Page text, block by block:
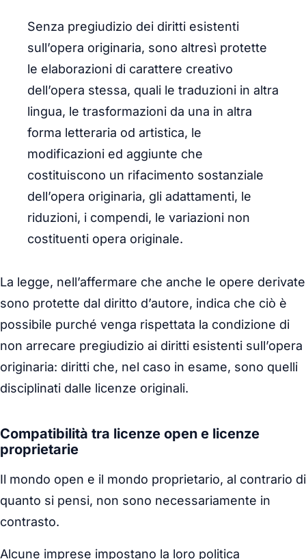
Senza pregiudizio dei diritti esistenti
sull’opera originaria, sono altresì protette
le elaborazioni di carattere creativo
dell’opera stessa, quali le traduzioni in altra
lingua, le trasformazioni da una in altra
forma letteraria od artistica, le
modificazioni ed aggiunte che
costituiscono un rifacimento sostanziale
dell’opera originaria, gli adattamenti, le
riduzioni, i compendi, le variazioni non
costituenti opera originale.
La legge, nell’affermare che anche le opere derivate
sono protette dal diritto d’autore, indica che ciò è
possibile purché venga rispettata la condizione di
non arrecare pregiudizio ai diritti esistenti sull’opera
originaria: diritti che, nel caso in esame, sono quelli
disciplinati dalle licenze originali.
Compatibilità tra licenze open e licenze
proprietarie
Il mondo open e il mondo proprietario, al contrario di
quanto si pensi, non sono necessariamente in
contrasto.
Alcune imprese impostano la loro politica